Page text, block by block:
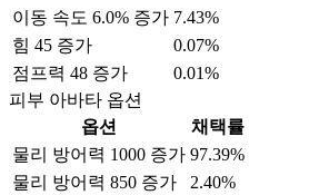
이동 속도 6.0% 증가 7.43%
힘 45 증가
0.07%
점프력 48 증가
0.01%
피부 아바타 옵션
옵션
채택률
물리 방어력 1000 증가 97.39%
물리 방어력 850 증가
2.40%